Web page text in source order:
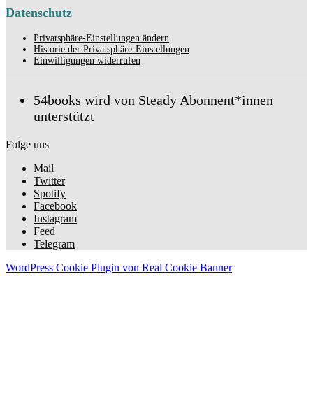
Datenschutz
Privatsphäre-Einstellungen ändern
Historie der Privatsphäre-Einstellungen
Einwilligungen widerrufen
54books wird von Steady Abonnent*innen
unterstützt
Folge uns
Mail
Twitter
Spotify
Facebook
Instagram
Feed
Telegram
WordPress Cookie Plugin von Real Cookie Banner